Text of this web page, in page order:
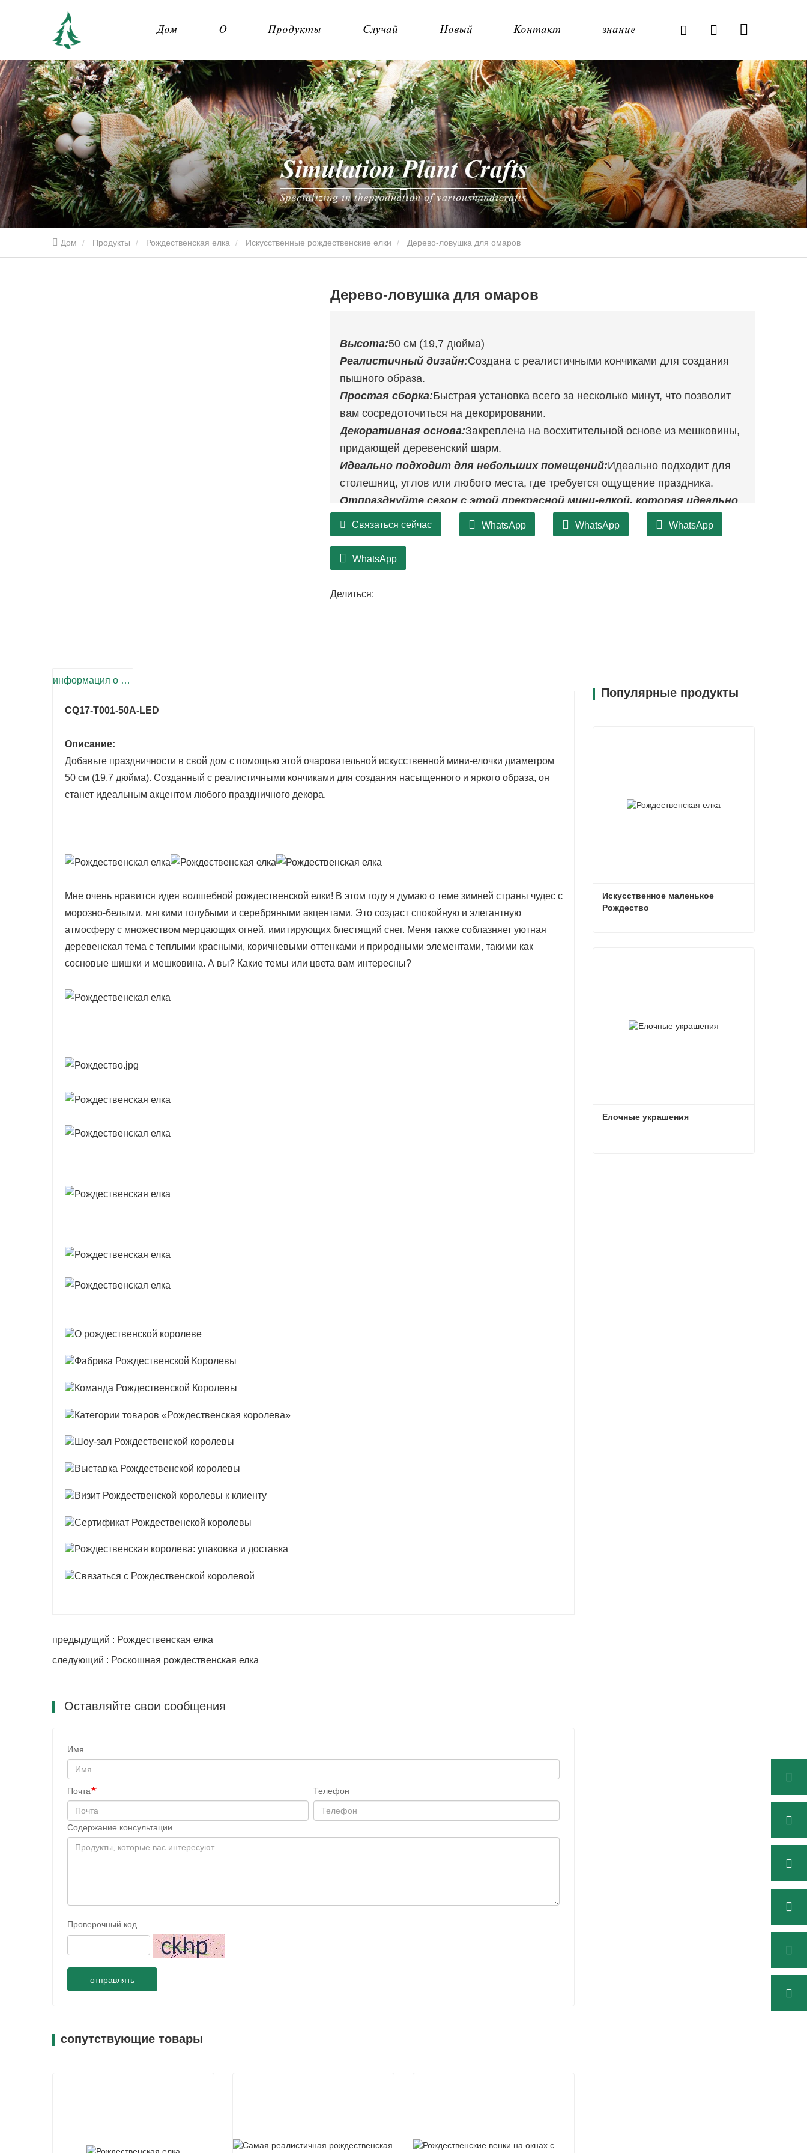
Дом О Продукты Случай Новый Контакт знание
Дом Продукты Рождественская елка Искусственные рождественские елки Дерево-ловушка для омаров
Дерево-ловушка для омаров
Высота:50 см (19,7 дюйма)
Реалистичный дизайн:Создана с реалистичными кончиками для создания
пышного образа.
Простая сборка:Быстрая установка всего за несколько минут, что позволит
вам сосредоточиться на декорировании.
Декоративная основа:Закреплена на восхитительной основе из мешковины,
придающей деревенский шарм.
Идеально подходит для небольших помещений:Идеально подходит для
столешниц, углов или любого места, где требуется ощущение праздника.
Отпразднуйте сезон с этой прекрасной мини-елкой, которая идеально
подойдет для придания праздничного настроения любому помещению!
Связаться сейчас WhatsApp WhatsApp WhatsApp
WhatsApp
Делиться:
информация о продукте
CQ17-T001-50A-LED
Описание:
Добавьте праздничности в свой дом с помощью этой очаровательной искусственной мини-елочки диаметром
50 см (19,7 дюйма). Созданный с реалистичными кончиками для создания насыщенного и яркого образа, он
станет идеальным акцентом любого праздничного декора.
Мне очень нравится идея волшебной рождественской елки! В этом году я думаю о теме зимней страны чудес с
морозно-белыми, мягкими голубыми и серебряными акцентами. Это создаст спокойную и элегантную
атмосферу с множеством мерцающих огней, имитирующих блестящий снег. Меня также соблазняет уютная
деревенская тема с теплыми красными, коричневыми оттенками и природными элементами, такими как
сосновые шишки и мешковина. А вы? Какие темы или цвета вам интересны?
предыдущий : Рождественская елка
следующий : Роскошная рождественская елка
Оставляйте свои сообщения
Имя
Почта Телефон
Содержание консультации
Проверочный код
отправлять
сопутствующие товары
Популярные продукты
Искусственное маленькое
Рождество
Елочные украшения